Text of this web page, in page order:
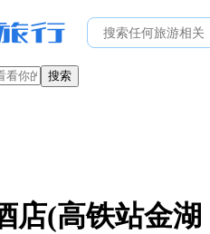
搜索
店(高铁站金湖